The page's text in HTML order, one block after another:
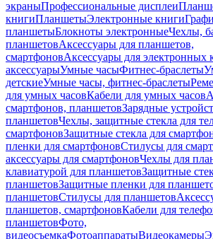
экраныПрофессиональные дисплеи
книгиПланшетыЭлектронные книги
планшетыБлокноты электронныеЧехлы,
планшетовАксессуары для планшетов,
смартфоновАксессуары для электронных
аксессуарыУмные часыФитнес-браслеты
детскиеУмные часы, фитнес-браслеты
для умных часовКабели для умных часов
смартфонов, планшетовЗарядные
планшетовЧехлы, защитные стекла для
смартфоновЗащитные стекла для
пленки для смартфоновСтилусы для
аксессуары для смартфоновЧехлы для
клавиатурой для планшетовЗащитные
планшетовЗащитные пленки для
планшетовСтилусы для планшетов
планшетов, смартфоновКабели для
планшетовФото,
видеосъемкаФотоаппаратыВидеокамеры